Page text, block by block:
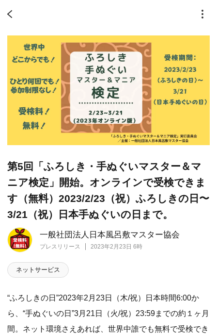
一般社団法人日本風呂敷マスター協会
プレスリリース 2023年2月23日 6時
第5回「ふろしき・手ぬぐいマスター＆マ
ニア検定」開始。オンラインで受検できま
す（無料）2023/2/23（祝）ふろしきの日〜
3/21（祝）日本手ぬぐいの日まで。
ネットサービス
“ふろしきの日”2023年2月23日（木/祝）日本時間6:00か
ら、“手ぬぐいの日”3月21日（火/祝）23:59までの約１ヶ月
間。ネット環境さえあれば、世界中誰でも無料で受検でき